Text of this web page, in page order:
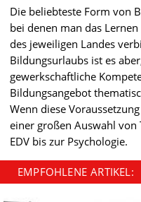
Die beliebteste Form von
bei denen man das
des jeweiligen Landes
Bildungsurlaubs ist es
gewerkschaftliche
Bildungsangebot
Wenn diese
einer großen Auswahl
EDV bis zur Psychologie.
EMPFOHLENE ARTIKEL: